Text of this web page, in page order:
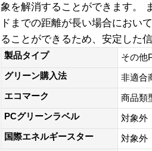
象を解消することができます。
ドまでの距離が長い場合におい
ることができるため、安定した
製品タイプ
その他
グリーン購入法
非適合
エコマーク
商品類
PCグリーンラベル
対象外
国際エネルギースター
対象外